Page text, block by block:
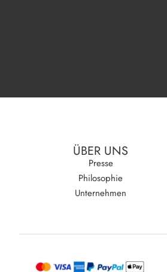
ÜBER UNS
Presse
Philosophie
Unternehmen